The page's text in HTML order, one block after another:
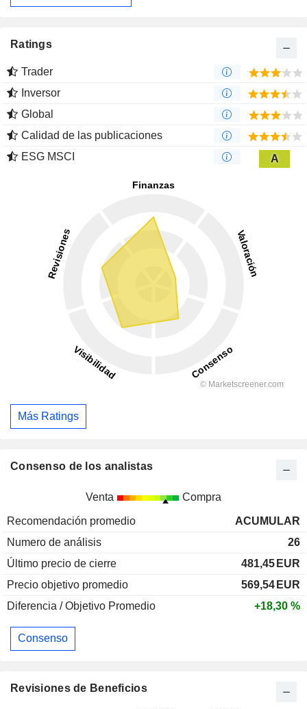
Ratings
Trader
Inversor
Global
Calidad de las publicaciones
ESG MSCI
A
Más Ratings
Consenso de los analistas
Venta Compra
Recomendación promedio
ACUMULAR
Numero de análisis
26
Último precio de cierre
481,45 EUR
Precio objetivo promedio
569,54 EUR
Diferencia / Objetivo Promedio
+18,30 %
Consenso
Revisiones de Beneficios